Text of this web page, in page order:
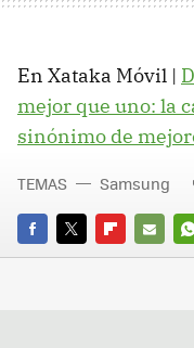
En Xataka Móvil |
mejor que uno: la
sinónimo de
FACEBOOK
TWITTERFLIPBOARD
E-
TEMAS Samsung